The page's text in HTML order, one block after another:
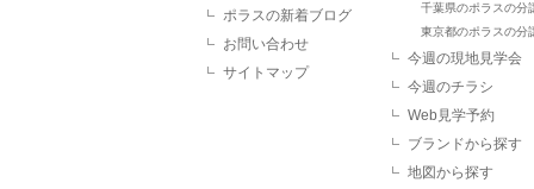
ポラスの新着ブログ
お問い合わせ
サイトマップ
千葉県のポラスの分
東京都のポラスの分
今週の現地見学会
今週のチラシ
Web見学予約
ブランドから探す
地図から探す